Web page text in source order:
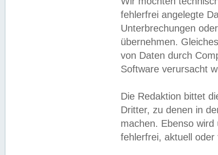
fehlerfrei angelegte
Unterbrechungen
übernehmen.
von Daten durch
Software verursacht
Die Redaktion bittet
Dritter, zu denen in
machen. Ebenso
fehlerfrei, aktuell oder